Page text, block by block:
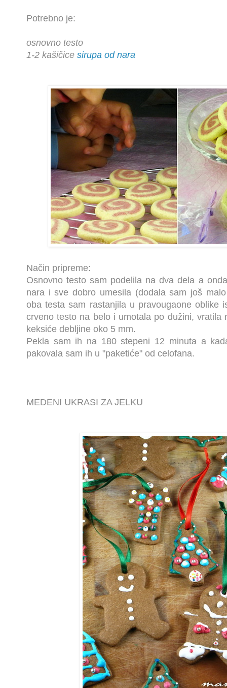
Potrebno je:
osnovno testo
1-2 kašičice sirupa od nara
Način pripreme:
Osnovno testo sam podelila na dva dela a
nara i sve dobro umesila (dodala sam još
oba testa sam rastanjila u pravougaone oblike
crveno testo na belo i umotala po dužini, vratila
keksiće debljine oko 5 mm.
Pekla sam ih na 180 stepeni 12 minuta a
pakovala sam ih u "paketiće" od celofana.
MEDENI UKRASI ZA JELKU